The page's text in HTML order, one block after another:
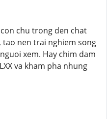
con chu trong den chat
nen trai nghiem song
xem. Hay chim dam
va kham pha nhung